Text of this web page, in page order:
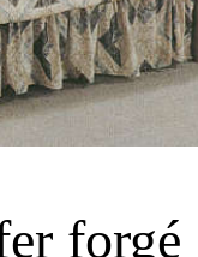
forgé